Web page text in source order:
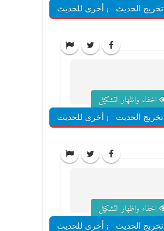
تخريج الحديثشروح أخرى للحديث
اخفاء واظهار التشكيل
تخريج الحديثشروح أخرى للحديث
اخفاء واظهار التشكيل
تخريج الحديثشروح أخرى للحديث